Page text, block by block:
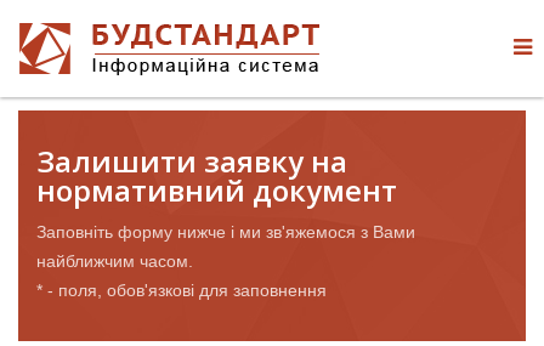
Залишити заявку на
нормативний документ
Заповніть форму нижче і ми зв'яжемося з Вами
найближчим часом.
* - поля, обов'язкові для заповнення